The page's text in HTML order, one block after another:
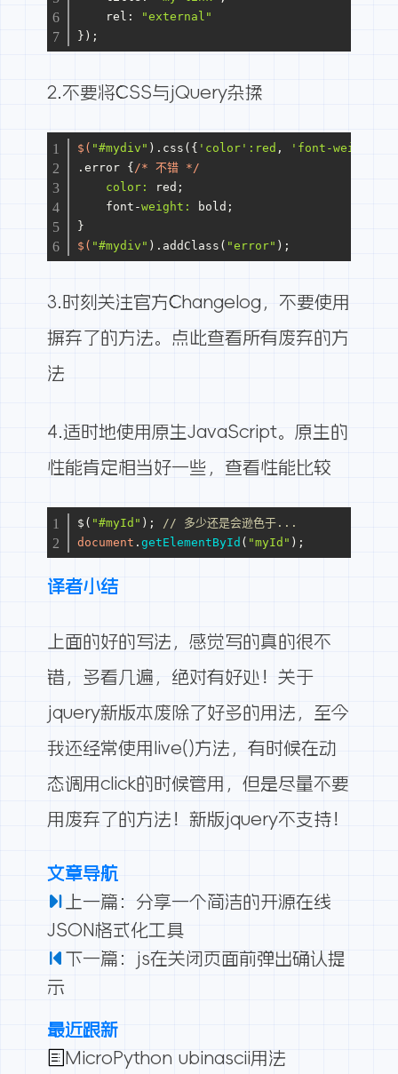
rel :
"external"
});
2.不要将CSS与jQuery杂揉
$( "#mydiv" ).css({ 'color' :red , 'font-weight'
.error { /* 不错 */
color:
red;
    font-
weight:
bold;
}
$( "#mydiv" ).addClass( "error" );
3.时刻关注官方Changelog，不要使用
摒弃了的方法。
点此查看所有废弃的方
法
4.适时地使用原生JavaScript。原生的
性能肯定相当好一些， 查看性能比较
$( "#myId" );
// 多少还是会逊色于...
document .getElementById ( "myId" );
译者小结
上面的好的写法，感觉写的真的很不
错，多看几遍，绝对有好处！关于
jquery新版本废除了好多的用法，至今
我还经常使用live()方法，有时候在动
态调用click的时候管用，但是尽量不要
用废弃了的方法！新版jquery不支持！
文章导航
上一篇：分享一个简洁的开源在线
JSON格式化工具
下一篇：js在关闭页面前弹出确认提
示
最近跟新
MicroPython ubinascii用法